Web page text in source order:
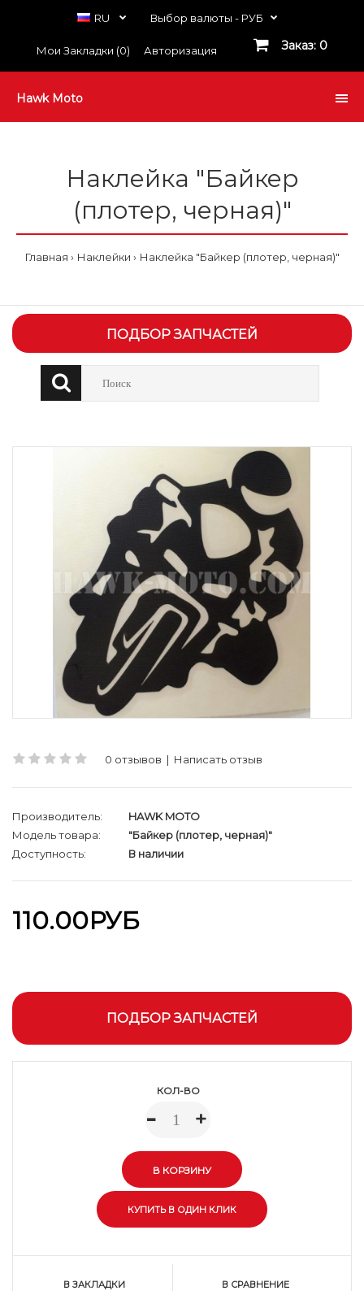
RU Выбор валюты - РУБ
Мои Закладки (0) Авторизация Заказ: 0
Hawk Moto
Наклейка "Байкер
(плотер, черная)"
Главная Наклейки Наклейка "Байкер (плотер, черная)"
ПОДБОР ЗАПЧАСТЕЙ
0 отзывов | Написать отзыв
Производитель:
HAWK MOTO
Модель товара:
"Байкер (плотер, черная)"
Доступность:
В наличии
110.00РУБ
ПОДБОР ЗАПЧАСТЕЙ
КОЛ-ВО
- +
В ЗАКЛАДКИ В СРАВНЕНИЕ